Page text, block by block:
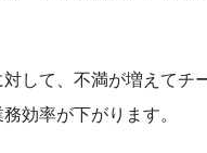
して、不満が増えて
効率が下がります。